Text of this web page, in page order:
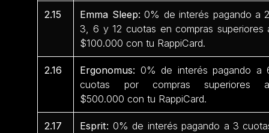
2.15 Emma Sleep: 0% de interés pagando a
3, 6 y 12 cuotas en compras superiores
$100.000 con tu RappiCard.
2.16 Ergonomus: 0% de interés pagando a
cuotas por compras superiores
$500.000 con tu RappiCard.
2.17 Esprit: 0% de interés pagando a 3